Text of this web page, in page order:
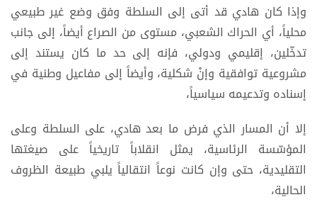
وإذا كان هادي قد أتى إلى السلطة وفق وضع غير طبيعي
محلياً، أي الحراك الشعبي، مستوى من الصراع أيضاً، إلى جانب
تدخّلين، إقليمي ودولي، فإنه إلى حد ما كان يستند إلى
مشروعية توافقية وإنْ شكلية، وأيضاً إلى مفاعيل وطنية في
إسناده وتدعيمه سياسياً،
إلا أن المسار الذي فرض ما بعد هادي، على السلطة وعلى
المؤسّسة الرئاسية، يمثل انقلاباً تاريخياً على صيغتها
التقليدية، حتى وإن كانت نوعاً انتقالياً يلبي طبيعة الظروف
الحالية،